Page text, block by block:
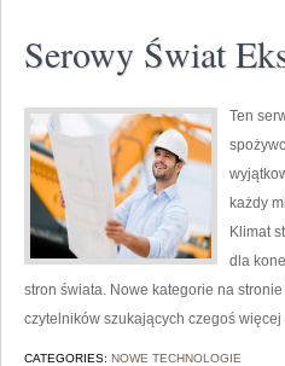
Serowy Świat
Ten
każdy
Klimat
dla
stron świata. Nowe kategorie na
czytelników szukających czegoś
CATEGORIES: NOWE TECHNOLOGIE